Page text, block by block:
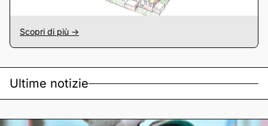
Scopri di più ->
Ultime notizie